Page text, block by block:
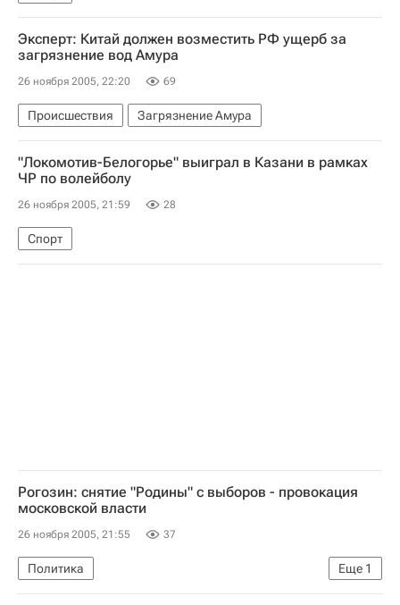
Эксперт: Китай должен возместить РФ ущерб за
загрязнение вод Амура
26 ноября 2005, 22:20 69
Происшествия Загрязнение Амура
"Локомотив-Белогорье" выиграл в Казани в рамках
ЧР по волейболу
26 ноября 2005, 21:59 28
Спорт
Рогозин: снятие "Родины" с выборов - провокация
московской власти
26 ноября 2005, 21:55 37
Еще 1
Политика
Суд снял партию "Родина" с выборов в Мосгордуму